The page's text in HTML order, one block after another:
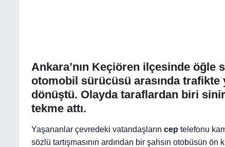
Ankara’nın Keçiören ilçesinde
otomobil sürücüsü arasında trafikte
dönüştü. Olayda taraflardan biri
tekme attı.
Yaşananlar çevredeki vatandaşlarınceptelefonu
sözlü tartışmasının ardından bir şahsın otobüsün ön